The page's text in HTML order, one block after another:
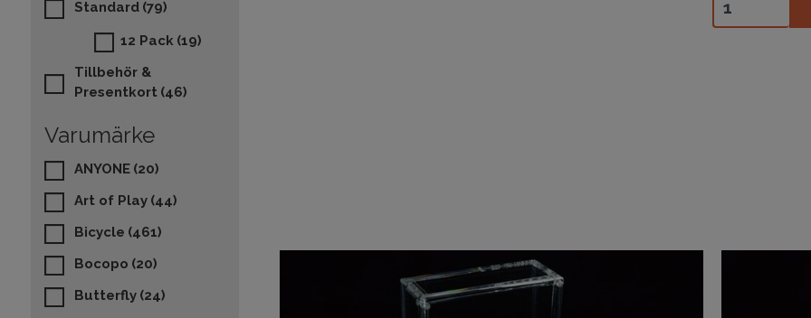
Standard (79)
12 Pack (19)
Tillbehör &
Presentkort (46)
Varumärke
ANYONE (20)
Art of Play (44)
Bicycle (461)
Bocopo (20)
Butterfly (24)